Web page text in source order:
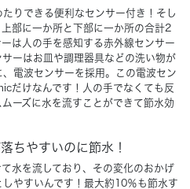
チャーEX
りできる便利なセンサー付き！そし
部に一か所と下部に一か所の合計2
は人の手を感知する赤外線センサー
ーはお皿や調理器具などの洗い物が
電波センサーを採用。この電波セン
だけなんです！人の手でなくても反
ーズに水を流すことができて節水効
ちやすいのに節水！
水を流しており、その変化のおかげ
やすいんです！最大約10％も節水す